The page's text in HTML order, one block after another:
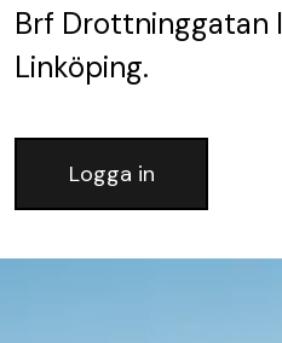
Brf Drottninggatan I
Linköping.
Logga in